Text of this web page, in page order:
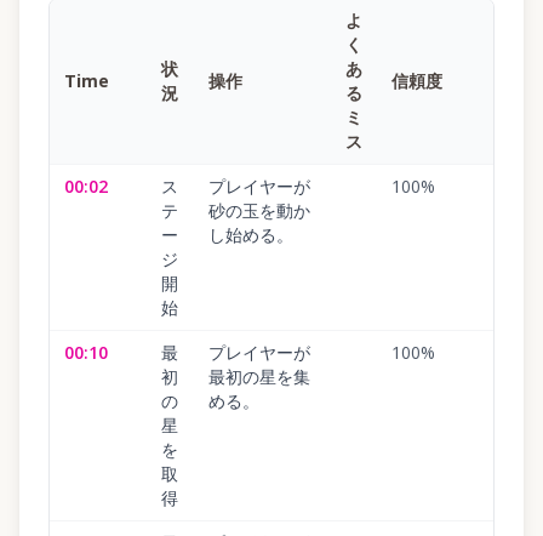
Time
状
況
操作
よ
く
あ
る
ミ
ス
信頼度
00:02
ス
テ
ー
ジ
開
始
プレイヤーが
砂の玉を動か
し始める。
100%
00:10
最
初
の
星
を
取
得
プレイヤーが
最初の星を集
める。
100%